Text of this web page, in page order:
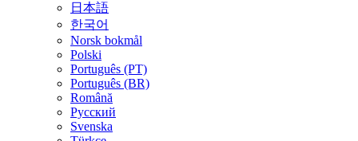
日本語
한국어
Norsk bokmål
Polski
Português (PT)
Português (BR)
Română
Русский
Svenska